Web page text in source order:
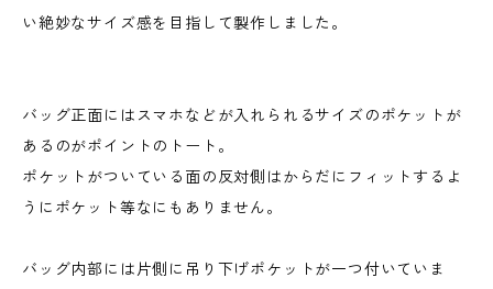
い絶妙なサイズ感を目指して製作しました。
バッグ正面にはスマホなどが入れられるサイズのポケットが
あるのがポイントのトート。
ポケットがついている面の反対側はからだにフィットするよ
うにポケット等なにもありません。
バッグ内部には片側に吊り下げポケットが一つ付いていま